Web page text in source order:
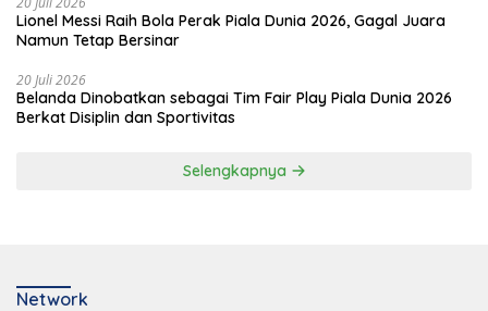
Lionel Messi Raih Bola Perak Piala Dunia 2026, Gagal Juara
Namun Tetap Bersinar
20 Juli 2026
Belanda Dinobatkan sebagai Tim Fair Play Piala Dunia 2026
Berkat Disiplin dan Sportivitas
Selengkapnya
Network